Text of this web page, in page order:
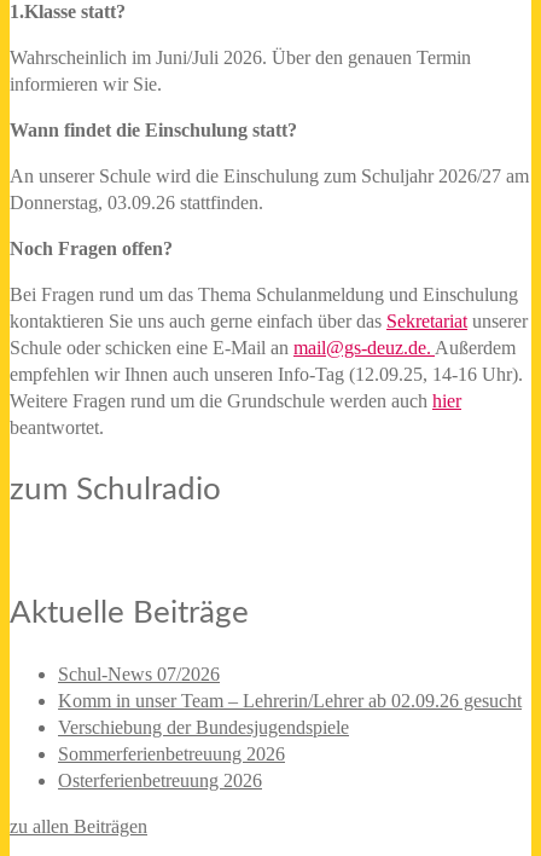
1.Klasse statt?
Wahrscheinlich im Juni/Juli 2026. Über den genauen Termin
informieren wir Sie.
Wann findet die Einschulung statt?
An unserer Schule wird die Einschulung zum Schuljahr 2026/27 am
Donnerstag, 03.09.26 stattfinden.
Noch Fragen offen?
Bei Fragen rund um das Thema Schulanmeldung und Einschulung
kontaktieren Sie uns auch gerne einfach über das Sekretariat unserer
Schule oder schicken eine E-Mail an mail@gs-deuz.de. Außerdem
empfehlen wir Ihnen auch unseren Info-Tag (12.09.25, 14-16 Uhr).
Weitere Fragen rund um die Grundschule werden auch hier
beantwortet.
zum Schulradio
Aktuelle Beiträge
Schul-News 07/2026
Komm in unser Team – Lehrerin/Lehrer ab 02.09.26 gesucht
Verschiebung der Bundesjugendspiele
Sommerferienbetreuung 2026
Osterferienbetreuung 2026
zu allen Beiträgen